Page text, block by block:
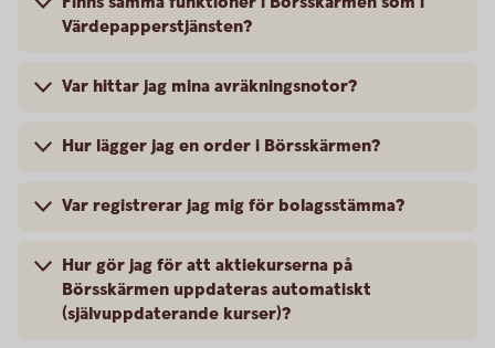
Värdepapperstjänsten?
Var hittar jag mina avräkningsnotor?
Hur lägger jag en order i Börsskärmen?
Var registrerar jag mig för bolagsstämma?
Hur gör jag för att aktiekurserna på
Börsskärmen uppdateras automatiskt
(självuppdaterande kurser)?